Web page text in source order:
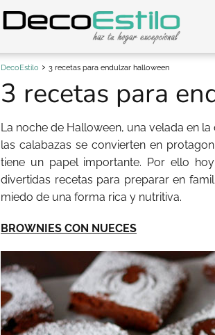
DecoEstilo 3 recetas para endulzar halloween
3 recetas para
La noche de Halloween, una velada en
las calabazas se convierten en
tiene un papel importante. Por ello
divertidas recetas para preparar en
miedo de una forma rica y nutritiva.
BROWNIES CON NUECES